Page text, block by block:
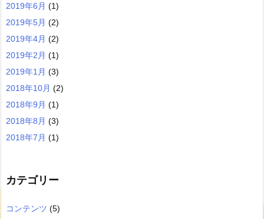
2019年6月 (1)
2019年5月 (2)
2019年4月 (2)
2019年2月 (1)
2019年1月 (3)
2018年10月 (2)
2018年9月 (1)
2018年8月 (3)
2018年7月 (1)
カテゴリー
コンテンツ (5)